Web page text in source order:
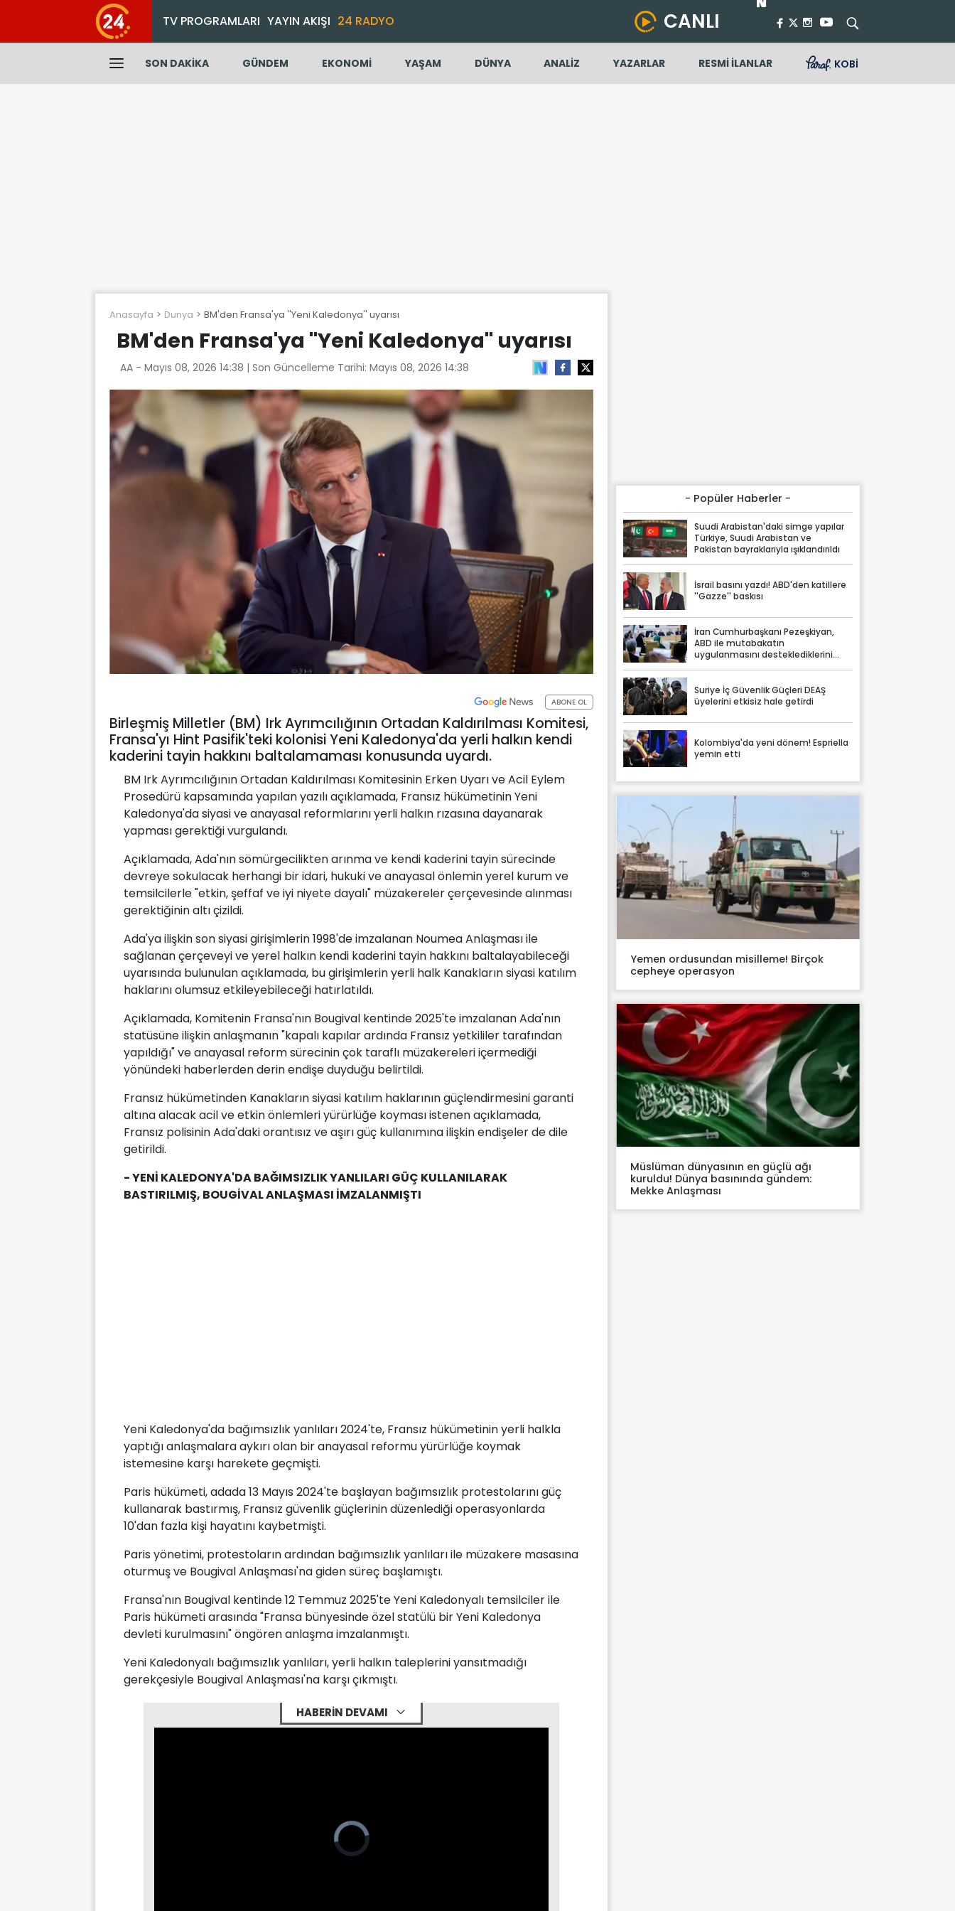
TV PROGRAMLARI YAYIN AKIŞI 24 RADYO CANLI
SON DAKİKA GÜNDEM EKONOMİ YAŞAM DÜNYA ANALİZ YAZARLAR RESMİ İLANLAR KOBİ
Anasayfa Dunya BM'den Fransa'ya ''Yeni Kaledonya'' uyarısı
BM'den Fransa'ya ''Yeni Kaledonya'' uyarısı
AA - Mayıs 08, 2026 14:38 | Son Güncelleme Tarihi: Mayıs 08, 2026 14:38
ABONE OL
Birleşmiş Milletler (BM) Irk Ayrımcılığının Ortadan Kaldırılması Komitesi,
Fransa'yı Hint Pasifik'teki kolonisi Yeni Kaledonya'da yerli halkın kendi
kaderini tayin hakkını baltalamaması konusunda uyardı.
BM Irk Ayrımcılığının Ortadan Kaldırılması Komitesinin Erken Uyarı ve Acil Eylem
Prosedürü kapsamında yapılan yazılı açıklamada, Fransız hükümetinin Yeni
Kaledonya'da siyasi ve anayasal reformlarını yerli halkın rızasına dayanarak
yapması gerektiği vurgulandı.
Açıklamada, Ada'nın sömürgecilikten arınma ve kendi kaderini tayin sürecinde
devreye sokulacak herhangi bir idari, hukuki ve anayasal önlemin yerel kurum ve
temsilcilerle "etkin, şeffaf ve iyi niyete dayalı" müzakereler çerçevesinde alınması
gerektiğinin altı çizildi.
Ada'ya ilişkin son siyasi girişimlerin 1998'de imzalanan Noumea Anlaşması ile
sağlanan çerçeveyi ve yerel halkın kendi kaderini tayin hakkını baltalayabileceği
uyarısında bulunulan açıklamada, bu girişimlerin yerli halk Kanakların siyasi katılım
haklarını olumsuz etkileyebileceği hatırlatıldı.
Açıklamada, Komitenin Fransa'nın Bougival kentinde 2025'te imzalanan Ada'nın
statüsüne ilişkin anlaşmanın "kapalı kapılar ardında Fransız yetkililer tarafından
yapıldığı" ve anayasal reform sürecinin çok taraflı müzakereleri içermediği
yönündeki haberlerden derin endişe duyduğu belirtildi.
Fransız hükümetinden Kanakların siyasi katılım haklarının güçlendirmesini garanti
altına alacak acil ve etkin önlemleri yürürlüğe koyması istenen açıklamada,
Fransız polisinin Ada'daki orantısız ve aşırı güç kullanımına ilişkin endişeler de dile
getirildi.
- YENİ KALEDONYA'DA BAĞIMSIZLIK YANLILARI GÜÇ KULLANILARAK
BASTIRILMIŞ, BOUGİVAL ANLAŞMASI İMZALANMIŞTI
Yeni Kaledonya'da bağımsızlık yanlıları 2024'te, Fransız hükümetinin yerli halkla
yaptığı anlaşmalara aykırı olan bir anayasal reformu yürürlüğe koymak
istemesine karşı harekete geçmişti.
Paris hükümeti, adada 13 Mayıs 2024'te başlayan bağımsızlık protestolarını güç
kullanarak bastırmış, Fransız güvenlik güçlerinin düzenlediği operasyonlarda
10'dan fazla kişi hayatını kaybetmişti.
Paris yönetimi, protestoların ardından bağımsızlık yanlıları ile müzakere masasına
oturmuş ve Bougival Anlaşması'na giden süreç başlamıştı.
Fransa'nın Bougival kentinde 12 Temmuz 2025'te Yeni Kaledonyalı temsilciler ile
Paris hükümeti arasında "Fransa bünyesinde özel statülü bir Yeni Kaledonya
devleti kurulmasını" öngören anlaşma imzalanmıştı.
Yeni Kaledonyalı bağımsızlık yanlıları, yerli halkın taleplerini yansıtmadığı
gerekçesiyle Bougival Anlaşması'na karşı çıkmıştı.
HABERİN DEVAMI
- Popüler Haberler -
Suudi Arabistan'daki simge yapılar
Türkiye, Suudi Arabistan ve
Pakistan bayraklarıyla ışıklandırıldı
İsrail basını yazdı! ABD'den katillere
''Gazze'' baskısı
İran Cumhurbaşkanı Pezeşkiyan,
ABD ile mutabakatın
uygulanmasını desteklediklerini
Suriye İç Güvenlik Güçleri DEAŞ
üyelerini etkisiz hale getirdi
Kolombiya'da yeni dönem! Espriella
yemin etti
Yemen ordusundan misilleme! Birçok
cepheye operasyon
Müslüman dünyasının en güçlü ağı
kuruldu! Dünya basınında gündem:
Mekke Anlaşması